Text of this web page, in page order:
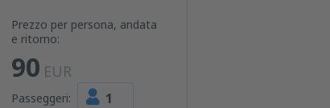
Prezzo per persona, andata
e ritorno:
90 EUR
Passeggeri: 1